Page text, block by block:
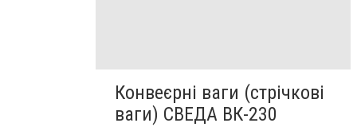
Конвеєрні ваги (стрічкові
ваги) СВЕДА ВК-230